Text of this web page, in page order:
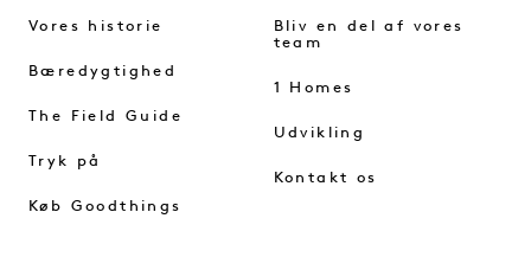
Vores historie
Bæredygtighed
The Field Guide
Tryk på
Køb Goodthings
Bliv en del af vores
team
1 Homes
Udvikling
Kontakt os